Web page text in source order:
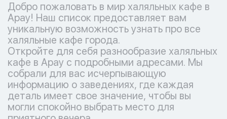
Добро пожаловать в мир халяльных кафе в
Арау! Наш список предоставляет вам
уникальную возможность узнать про все
халяльные кафе города.
Откройте для себя разнообразие халяльных
кафе в Арау с подробными адресами. Мы
собрали для вас исчерпывающую
информацию о заведениях, где каждая
деталь имеет свое значение, чтобы вы
могли спокойно выбрать место для